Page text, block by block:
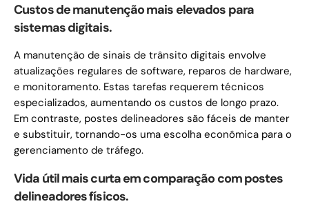
Custos de manutenção mais elevados para
sistemas digitais.
A manutenção de sinais de trânsito digitais envolve
atualizações regulares de software, reparos de hardware,
e monitoramento. Estas tarefas requerem técnicos
especializados, aumentando os custos de longo prazo.
Em contraste, postes delineadores são fáceis de manter
e substituir, tornando-os uma escolha econômica para o
gerenciamento de tráfego.
Vida útil mais curta em comparação com postes
delineadores físicos.